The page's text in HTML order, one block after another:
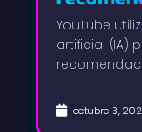
para
de tu
YouTube
artificial (IA)
octubre 3,